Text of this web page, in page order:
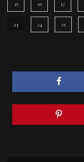
15 16 17
23 24 25